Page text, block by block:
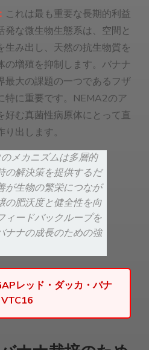
これは最も重要な長期的利益
発な微生物生態系は、空間と
生み出し、天然の抗生物質を
の増殖を抑制します。バナナ
最大の課題の一つであるフザ
特に重要です。NEMA2のア
好む真菌性病原体にとって直
出します。
メカニズムは多層的
の解決策を提供するだ
が生物の繁栄につなが
の肥沃度と健全性を向
ィードバックループを
ナナの成長のための強
レッド・ダッカ・バナ